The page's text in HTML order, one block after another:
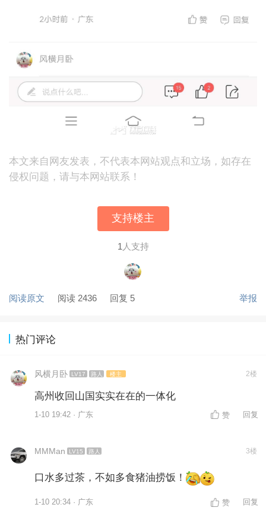
本文来自网友发表，不代表本网站观点和立场，如存在
侵权问题，请与本网站联系！
支持楼主
1 人支持
阅读原文 阅读 2436 回复 5 举报
热门评论
风横月卧 LV17 路人 楼主 2楼
高州收回山国实实在在的一体化
1-10 19:42 · 广东 赞 回复
MMMan LV15 路人 3楼
口水多过茶，不如多食猪油捞饭！
1-10 20:34 · 广东 赞 回复